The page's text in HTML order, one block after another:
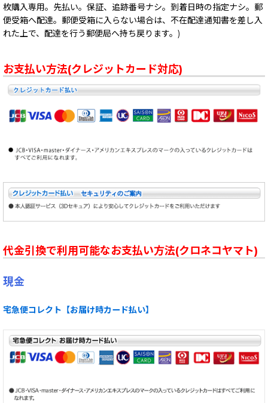
枚購入専用。先払い。保証、追跡番号ナシ。到着日時の指定ナシ。郵
便受箱へ配達。郵便受箱に入らない場合は、不在配達通知書を差し入
れた上で、配達を行う郵便局へ持ち戻ります。)
お支払い方法(クレジットカード対応)
代金引換で利用可能なお支払い方法(クロネコヤマト)
現金
宅急便コレクト【お届け時カード払い】